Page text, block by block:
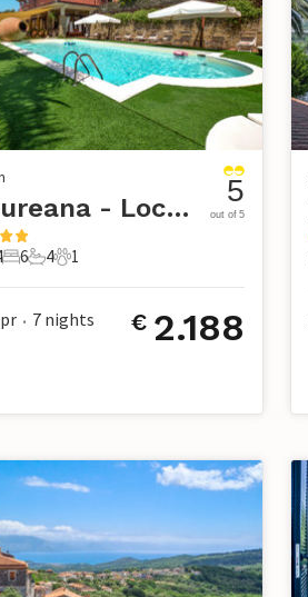
Laureana - Loc. Matonti
6 Schlafzimmer
6
4 Badezimmer
4
1 Haustier
1
5
out of 5
• 7 nights € 2.188